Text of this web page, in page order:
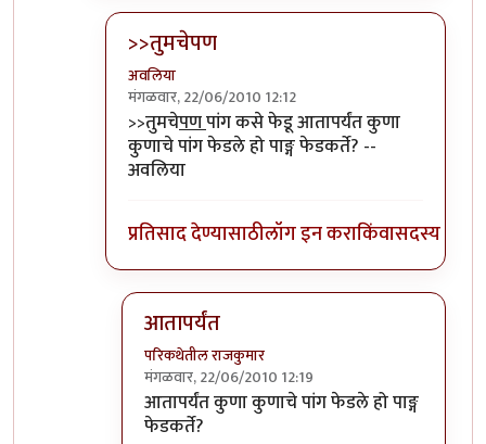
>>तुमचेपण
अवलिया
मंगळवार, 22/06/2010 12:12
In reply toसंपादकbyबिपिन कार्यकर्ते
>>तुमचेपणपांग कसे फेडू आतापर्यंत कुणा
कुणाचे पांग फेडले हो पाङ्ग फेडकर्ते? --
अवलिया
प्रतिसाद देण्यासाठीलॉग इन कराकिंवासदस्य व्हा
आतापर्यंत
परिकथेतील राजकुमार
मंगळवार, 22/06/2010 12:19
In reply to>>तुमचेपणbyअवलिया
आतापर्यंत कुणा कुणाचे पांग फेडले हो पाङ्ग
फेडकर्ते?